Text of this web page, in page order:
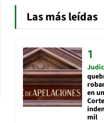
Las más leídas
en
mil